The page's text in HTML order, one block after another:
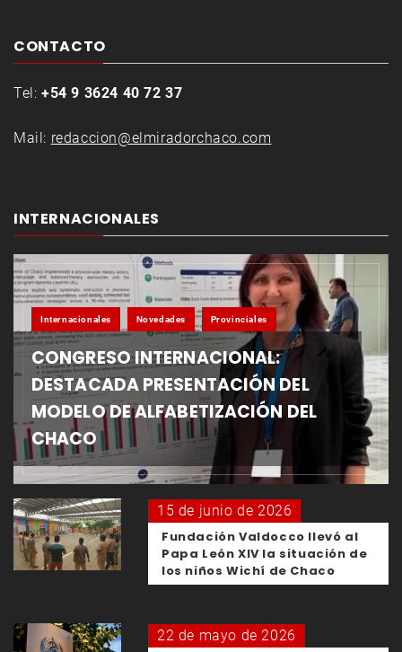
CONTACTO
Tel: +54 9 3624 40 72 37
Mail: redaccion@elmiradorchaco.com
INTERNACIONALES
Internacionales Novedades Provinciales
CONGRESO INTERNACIONAL:
DESTACADA PRESENTACIÓN DEL
MODELO DE ALFABETIZACIÓN DEL
CHACO
15 de junio de 2026
Fundación Valdocco llevó al
Papa León XIV la situación de
los niños Wichí de Chaco
22 de mayo de 2026